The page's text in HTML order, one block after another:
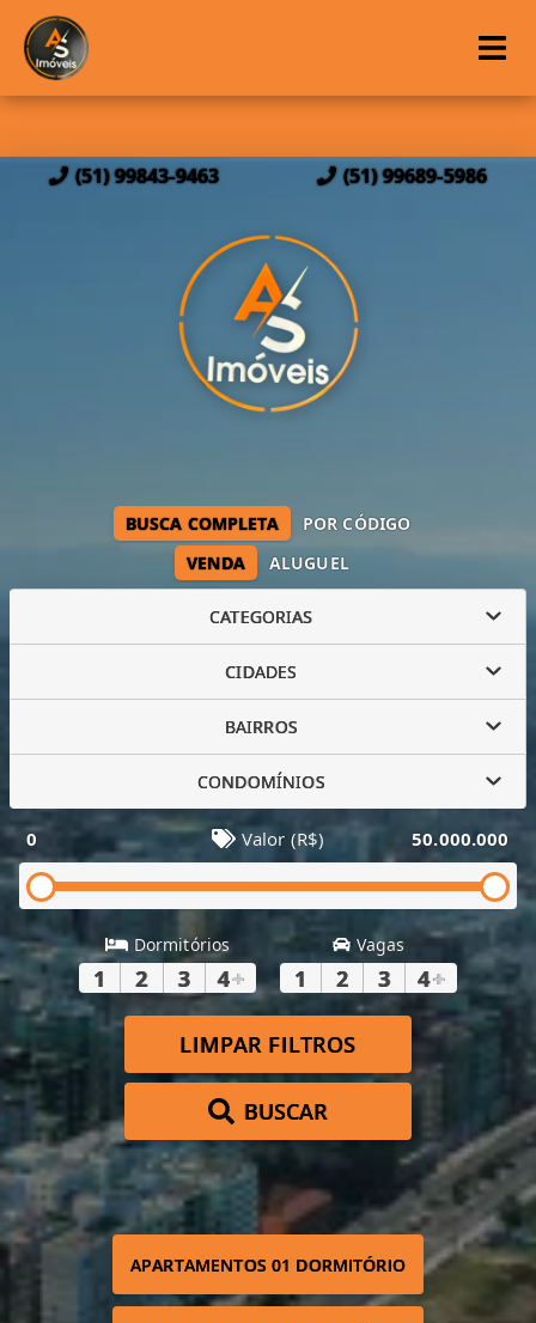
(51) 99843-9463 (51) 99689-5986
VENDA ALUGUEL
BUSCA COMPLETA POR CÓDIGO
CATEGORIAS
CIDADES
BAIRROS
CONDOMÍNIOS
0 Valor (R$) 50.000.000
Dormitórios
1 2 3 4+
Vagas
1 2 3 4+
LIMPAR FILTROS
BUSCAR
APARTAMENTOS 01 DORMITÓRIO